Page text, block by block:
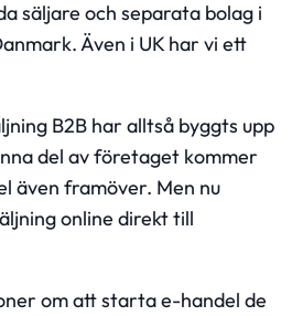
säljare och separata bolag i
Även i UK har vi ett
B2B har alltså byggts upp
del av företaget kommer
även framöver. Men nu
online direkt till
om att starta e-handel de